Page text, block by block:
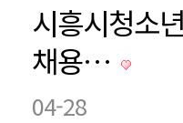
시흥시청소
채용…
04-28